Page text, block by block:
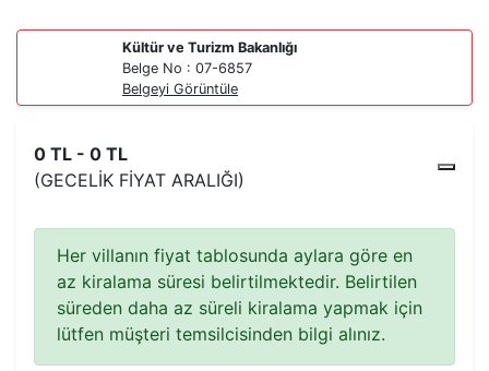
Kültür ve Turizm Bakanlığı
Belge No : 07-6857
Belgeyi Görüntüle
0 TL - 0 TL
(GECELIK FIYAT ARALIĞI)
Her villanın fiyat tablosunda aylara göre en
az kiralama süresi belirtilmektedir. Belirtilen
süreden daha az süreli kiralama yapmak için
lütfen müşteri temsilcisinden bilgi alınız.